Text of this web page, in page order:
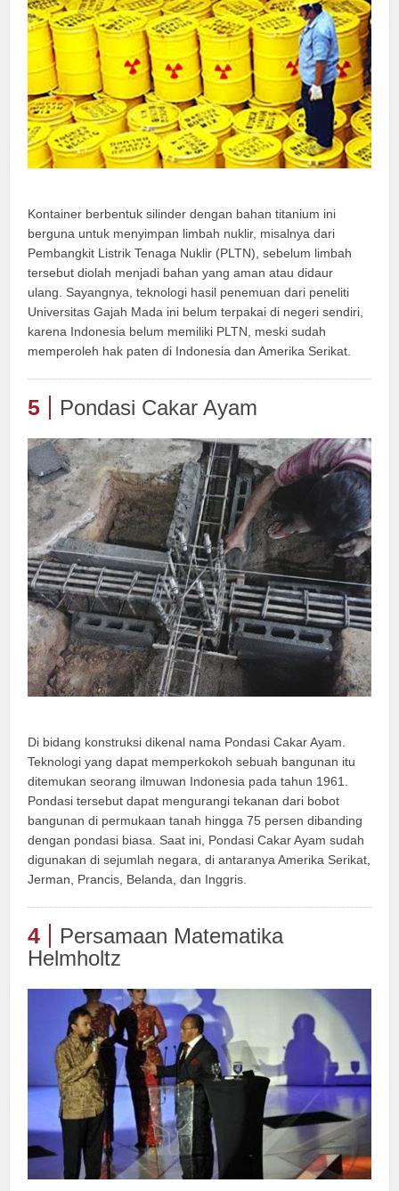
Kontainer berbentuk silinder dengan bahan titanium ini
berguna untuk menyimpan limbah nuklir, misalnya dari
Pembangkit Listrik Tenaga Nuklir (PLTN), sebelum limbah
tersebut diolah menjadi bahan yang aman atau didaur
ulang. Sayangnya, teknologi hasil penemuan dari peneliti
Universitas Gajah Mada ini belum terpakai di negeri sendiri,
karena Indonesia belum memiliki PLTN, meski sudah
memperoleh hak paten di Indonesia dan Amerika Serikat.
5 Pondasi Cakar Ayam
Di bidang konstruksi dikenal nama Pondasi Cakar Ayam.
Teknologi yang dapat memperkokoh sebuah bangunan itu
ditemukan seorang ilmuwan Indonesia pada tahun 1961.
Pondasi tersebut dapat mengurangi tekanan dari bobot
bangunan di permukaan tanah hingga 75 persen dibanding
dengan pondasi biasa. Saat ini, Pondasi Cakar Ayam sudah
digunakan di sejumlah negara, di antaranya Amerika Serikat,
Jerman, Prancis, Belanda, dan Inggris.
4
Persamaan Matematika
Helmholtz